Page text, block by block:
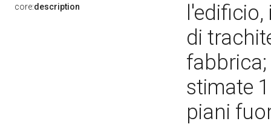
core:description
di
stimate
piani